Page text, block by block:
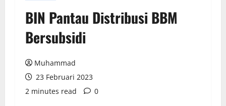
BIN Pantau Distribusi BBM
Bersubsidi
Muhammad
23 Februari 2023
2 minutes read
0